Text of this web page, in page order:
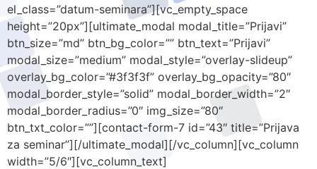
el_class=”datum-seminara”][vc_empty_space
height=”20px”][ultimate_modal modal_title=”Prijavi”
btn_size=”md” btn_bg_color=”” btn_text=”Prijavi”
modal_size=”medium” modal_style=”overlay-slideup”
overlay_bg_color=”#3f3f3f” overlay_bg_opacity=”80″
modal_border_style=”solid” modal_border_width=”2″
modal_border_radius=”0″ img_size=”80″
btn_txt_color=””][contact-form-7 id=”43″ title=”Prijava
za seminar”][/ultimate_modal][/vc_column][vc_column
width=”5/6″][vc_column_text]